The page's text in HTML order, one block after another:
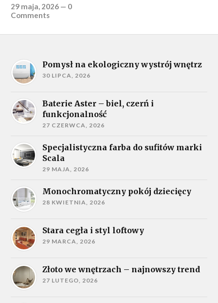
29 maja, 2026 — 0
Comments
Pomysł na ekologiczny wystrój wnętrz
30 LIPCA, 2026
Baterie Aster – biel, czerń i
funkcjonalność
27 CZERWCA, 2026
Specjalistyczna farba do sufitów marki
Scala
29 MAJA, 2026
Monochromatyczny pokój dziecięcy
28 KWIETNIA, 2026
Stara cegła i styl loftowy
29 MARCA, 2026
Złoto we wnętrzach – najnowszy trend
27 LUTEGO, 2026